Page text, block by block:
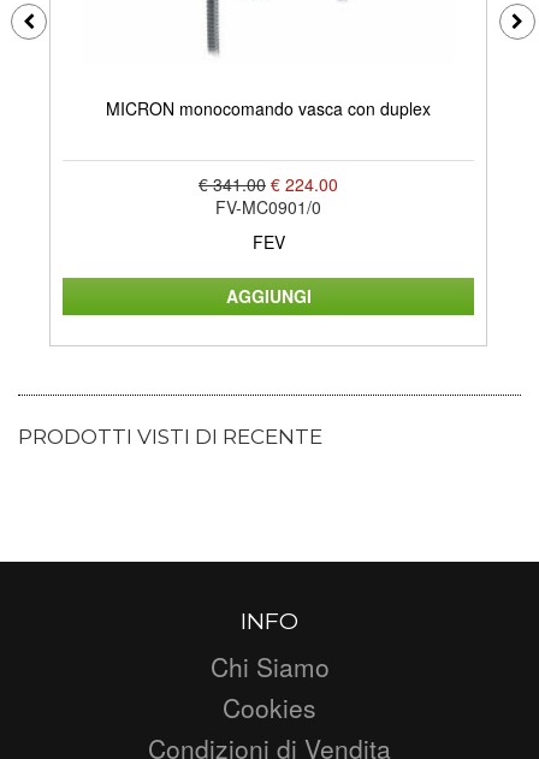
MICRON monocomando vasca con duplex
€ 341.00 € 224.00
FV-MC0901/0
FEV
PRODOTTI VISTI DI RECENTE
INFO
Chi Siamo
Cookies
Condizioni di Vendita